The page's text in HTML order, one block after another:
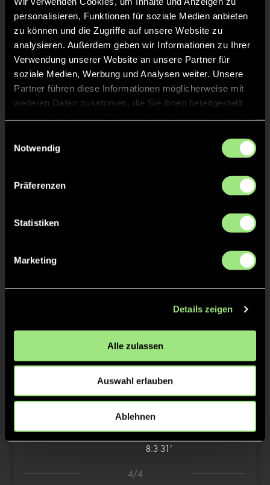
personalisieren, Funktionen für soziale Medien anbieten
zu können und die Zugriffe auf unsere Website zu
analysieren. Außerdem geben wir Informationen zu Ihrer
Verwendung unserer Website an unsere Partner für
soziale Medien, Werbung und Analysen weiter. Unsere
Partner führen diese Informationen möglicherweise mit
weiteren Daten zusammen, die Sie ihnen bereitgestellt
Notwendig
Präferenzen
Statistiken
Marketing
Details zeigen
Alle zulassen
Auswahl erlauben
Ablehnen
Staff
Maik DIENER
3:1 3’
2/4
4:2 16’
6:2 18’
3/4
8:2 31’
8:3 31’
4/4